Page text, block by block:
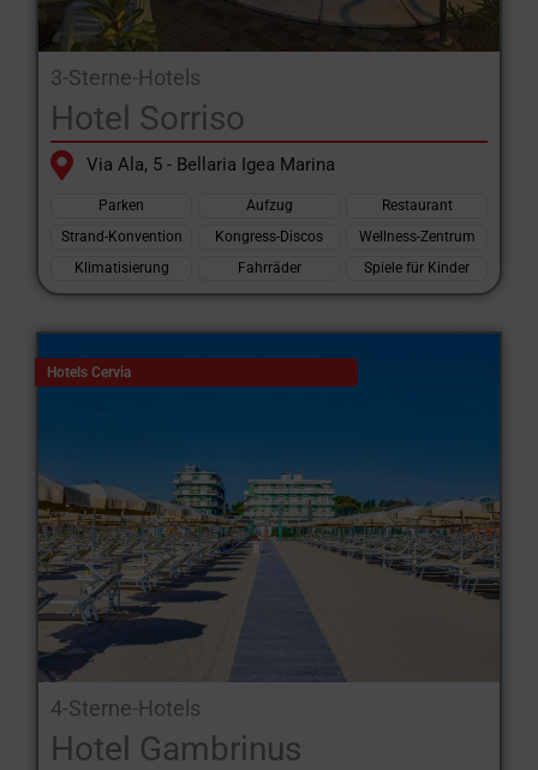
3-Sterne-Hotels
Hotel Sorriso
Via Ala, 5 - Bellaria Igea Marina
Parken Aufzug
Restaurant
Strand-Konvention
Kongress-Discos
Wellness-Zentrum
Klimatisierung
Fahrräder Spiele für Kinder
Hotels Cervia
4-Sterne-Hotels
Hotel Gambrinus